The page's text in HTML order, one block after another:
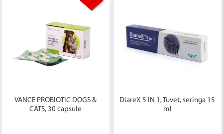
VANCE PROBIOTIC DOGS &
CATS, 30 capsule
DiareX 5 IN 1, Tuvet, seringa 15
ml